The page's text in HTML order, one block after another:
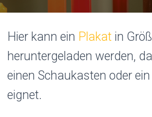
Hier kann ein Plakat in
heruntergeladen werden,
einen Schaukasten oder
eignet.